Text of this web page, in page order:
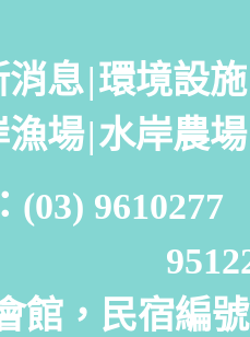
消息|環境設施
漁場|水岸農場
(03)
館，民宿編